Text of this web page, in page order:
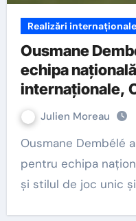
Realizări internaționale
Ousmane
echipa
internaționale,
Julien Moreau
Ousmane Dembélé a devenit un asset vital
pentru echipa
și stilul de joc unic